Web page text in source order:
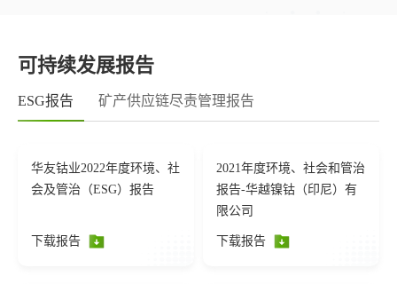
可持续发展报告
ESG报告 矿产供应链尽责管理报告
华友钴业2022年度环境、社
会及管治（ESG）报告
下载报告
2021年度环境、社会和管治
报告-华越镍钴（印尼）有
限公司
下载报告